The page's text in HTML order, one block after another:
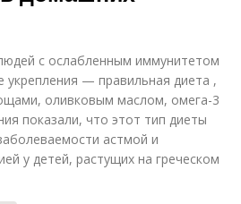
с ослабленным иммунитетом
укрепления — правильная диета ,
оливковым маслом, омега-3
показали, что этот тип диеты
астмой и
у детей, растущих на греческом